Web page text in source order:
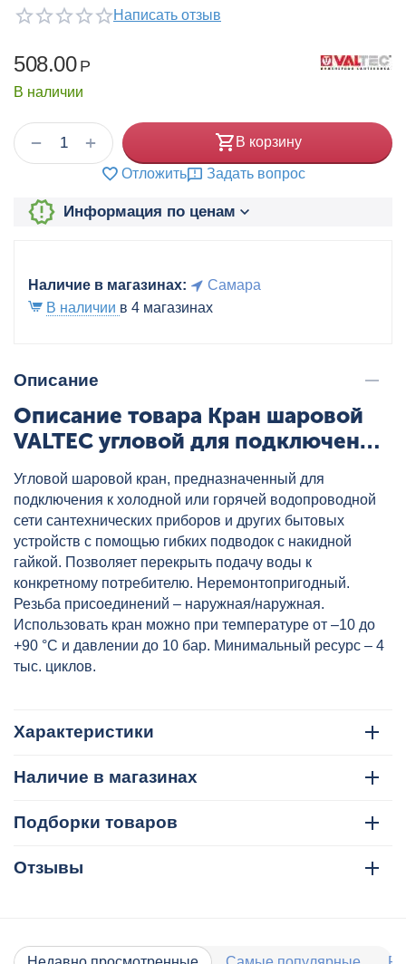
Написать отзыв
508.00 Р
В наличии
+
− В корзину
Отложить Задать вопрос
Информация по ценам
Наличие в магазинах:
Самара
В наличии в 4 магазинах
Описание
Описание товара Кран шаровой
VALTEC угловой для подключения
сантехнических приборов
1/2"x1/2" ручка, артикул:
VT.392.N.04
Угловой шаровой кран, предназначенный для
подключения к холодной или горячей водопроводной
сети сантехнических приборов и других бытовых
устройств с помощью гибких подводок с накидной
гайкой. Позволяет перекрыть подачу воды к
конкретному потребителю. Неремонтопригодный.
Резьба присоединений – наружная/наружная.
Использовать кран можно при температуре от –10 до
+90 °С и давлении до 10 бар. Минимальный ресурс – 4
тыс. циклов.
Характеристики
Наличие в магазинах
Подборки товаров
Отзывы